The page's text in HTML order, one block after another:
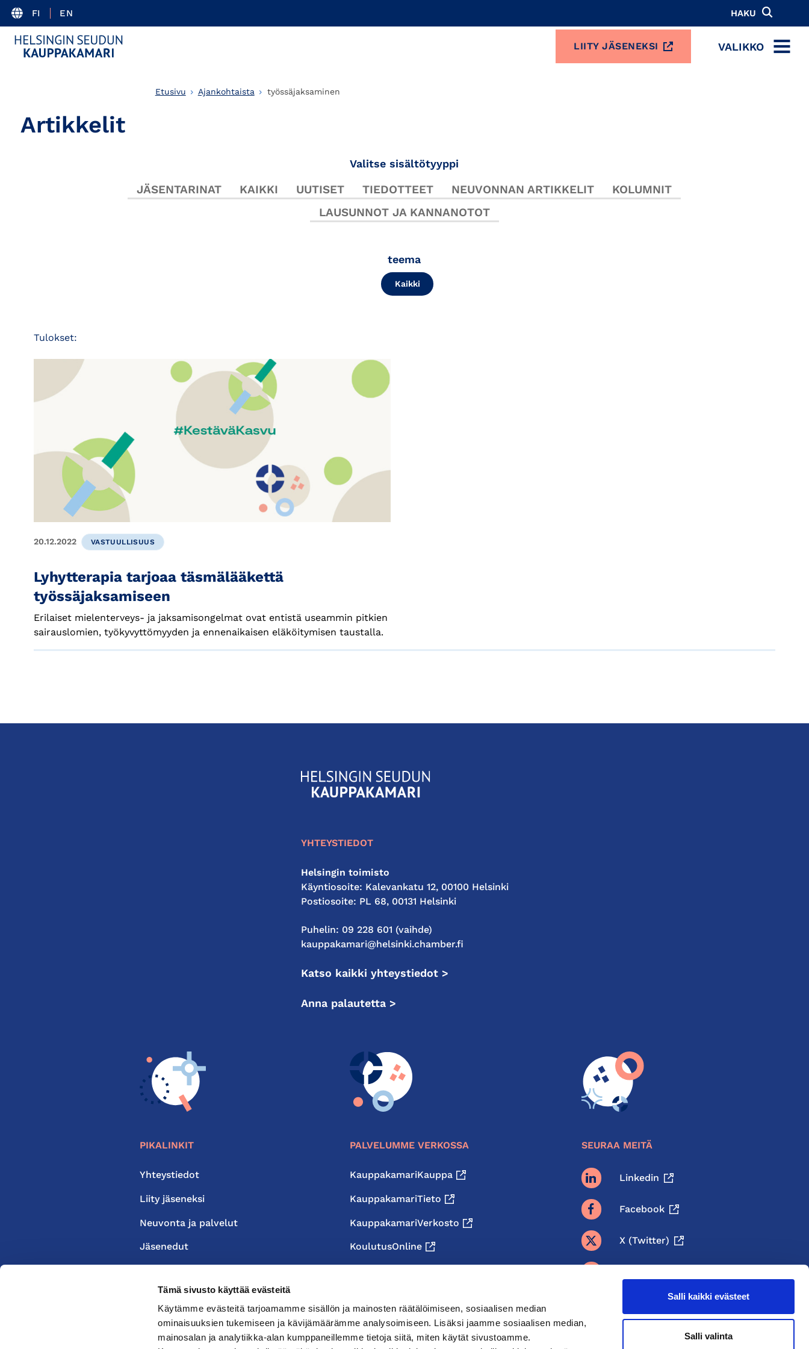
Tämä sivusto käyttää evästeitä
Käytämme evästeitä tarjoamamme sisällön ja mainosten räätälöimiseen, sosiaalisen median
ominaisuuksien tukemiseen ja kävijämäärämme analysoimiseen. Lisäksi jaamme sosiaalisen median,
mainosalan ja analytiikka-alan kumppaneillemme tietoja siitä, miten käytät sivustoamme.
Salli kaikki evästeet
Salli valinta
FI EN HAKU
LIITY JÄSENEKSI VALIKKO
MENU
Etusivu Ajankohtaista työssäjaksaminen
Artikkelit
Valitse sisältötyyppi
JÄSENTARINAT KAIKKI UUTISET TIEDOTTEET NEUVONNAN ARTIKKELIT
KOLUMNIT
LAUSUNNOT JA KANNANOTOT
teema
Kaikki
Tulokset:
20.12.2022 VASTUULLISUUS
Lyhytterapia tarjoaa täsmälääkettä
työssäjaksamiseen
Erilaiset mielenterveys- ja jaksamisongelmat ovat entistä useammin pitkien
sairauslomien, työkyvyttömyyden ja ennenaikaisen eläköitymisen taustalla.
KauppakamariHelsingin
seudun
YHTEYSTIEDOT
Helsingin toimisto
Käyntiosoite: Kalevankatu 12, 00100 Helsinki
Postiosoite: PL 68, 00131 Helsinki
Puhelin: 09 228 601 (vaihde)
kauppakamari@helsinki.chamber.fi
Katso kaikki yhteystiedot >
Anna palautetta >
PIKALINKIT
Yhteystiedot
Liity jäseneksi
Neuvonta ja palvelut
Jäsenedut
PALVELUMME VERKOSSA
KauppakamariKauppa
KauppakamariTieto
KauppakamariVerkosto
KoulutusOnline
SEURAA MEITÄ
Linkedin
Facebook
X (twitter)